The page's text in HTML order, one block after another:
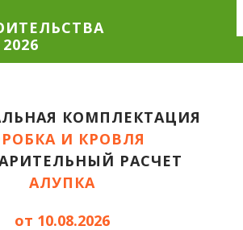
КОМПЛЕКТАЦИЯ
И КРОВЛЯ
РАСЧЕТ
АЛУПКА
от 10.08.2026